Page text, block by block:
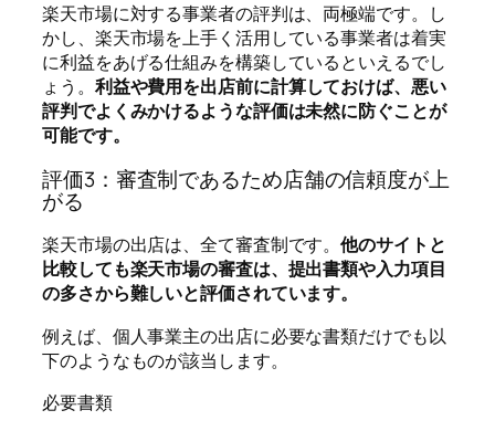
楽天市場に対する事業者の評判は、両極端です。し
かし、楽天市場を上手く活用している事業者は着実
に利益をあげる仕組みを構築しているといえるでし
ょう。 利益や費用を出店前に計算しておけば、悪い
評判でよくみかけるような評価は未然に防ぐことが
可能です。
評価3：審査制であるため店舗の信頼度が上
がる
楽天市場の出店は、全て審査制です。他のサイトと
比較しても楽天市場の審査は、提出書類や入力項目
の多さから難しいと評価されています。
例えば、個人事業主の出店に必要な書類だけでも以
下のようなものが該当します。
必要書類